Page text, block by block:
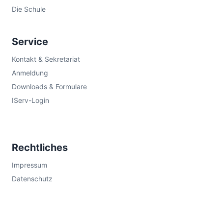
Die Schule
Service
Kontakt & Sekretariat
Anmeldung
Downloads & Formulare
IServ-Login
Rechtliches
Impressum
Datenschutz